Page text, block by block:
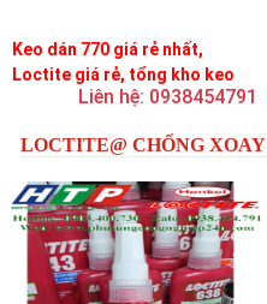
Keo dán 770 giá rẻ nhất,
Loctite giá rẻ, tổng kho keo
Liên hệ: 0938454791
LOCTITE@ CHỐNG XOAY